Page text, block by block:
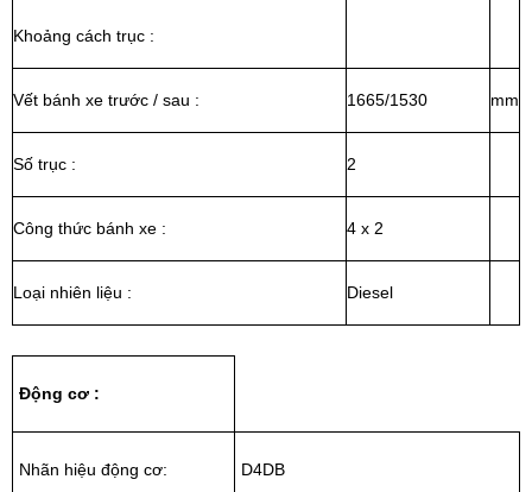
Khoảng cách trục :
Vết bánh xe trước / sau : 1665/1530 mm
Số trục : 2
Công thức bánh xe : 4 x 2
Loại nhiên liệu : Diesel
Động cơ :
Nhãn hiệu động cơ: D4DB